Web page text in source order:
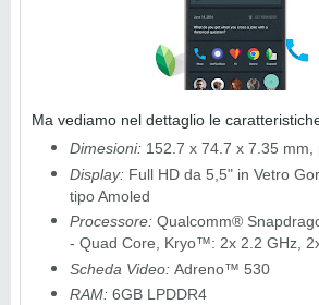
Ma vediamo nel dettaglio le
Dimesioni: 152.7 x 74.7 x 7.35 mm,
Display: Full HD da 5,5" in Vetro
tipo Amoled
Processore: Qualcomm®
- Quad Core, Kryo™: 2x 2.2 GHz,
Scheda Video: Adreno™ 530
RAM: 6GB LPDDR4